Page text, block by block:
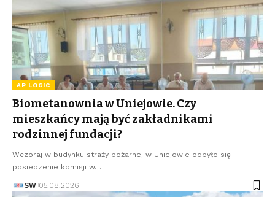
AP LOGIC
Biometanownia w Uniejowie. Czy
mieszkańcy mają być zakładnikami
rodzinnej fundacji?
Wczoraj w budynku straży pożarnej w Uniejowie odbyło się
posiedzenie komisji w…
SW 05.08.2026